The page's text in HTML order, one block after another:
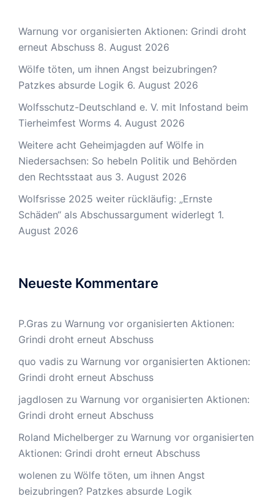
Warnung vor organisierten Aktionen: Grindi droht
erneut Abschuss 8. August 2026
Wölfe töten, um ihnen Angst beizubringen?
Patzkes absurde Logik 6. August 2026
Wolfsschutz-Deutschland e. V. mit Infostand beim
Tierheimfest Worms 4. August 2026
Weitere acht Geheimjagden auf Wölfe in
Niedersachsen: So hebeln Politik und Behörden
den Rechtsstaat aus 3. August 2026
Wolfsrisse 2025 weiter rückläufig: „Ernste
Schäden“ als Abschussargument widerlegt 1.
August 2026
Neueste Kommentare
P.Gras zu Warnung vor organisierten Aktionen:
Grindi droht erneut Abschuss
quo vadis zu Warnung vor organisierten Aktionen:
Grindi droht erneut Abschuss
jagdlosen zu Warnung vor organisierten Aktionen:
Grindi droht erneut Abschuss
Roland Michelberger zu Warnung vor organisierten
Aktionen: Grindi droht erneut Abschuss
wolenen zu Wölfe töten, um ihnen Angst
beizubringen? Patzkes absurde Logik